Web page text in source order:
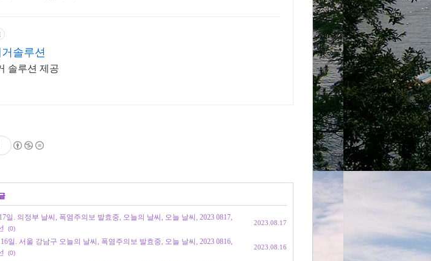
솔루션
솔루션 제공
일. 의정부 날씨, 폭염주의보 발효중, 오늘의 날씨, 오늘 날씨, 2023 0817,
(0)
2023.08.17
일. 서울 강남구 오늘의 날씨, 폭염주의보 발효중, 오늘 날씨, 2023 0816,
(0)
2023.08.16